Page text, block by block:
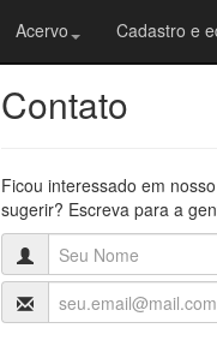
Acervo Cadastro e
Contato
Ficou interessado em
sugerir? Escreva para a